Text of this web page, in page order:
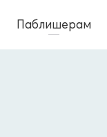
Паблишерам